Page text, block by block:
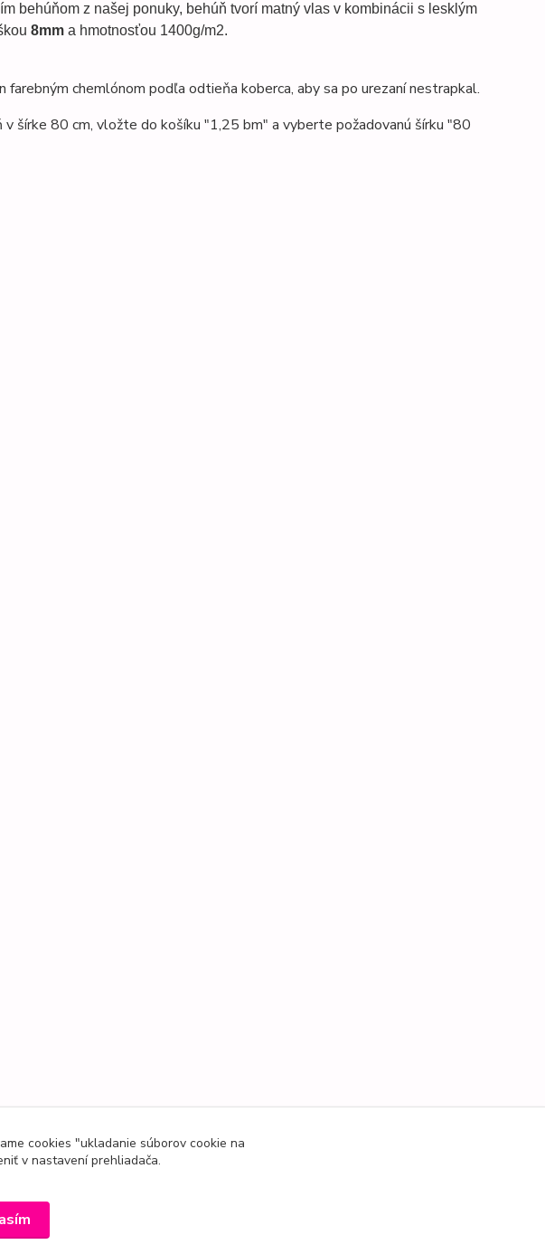
behúňom z našej ponuky, behúň tvorí matný vlas v kombinácii s lesklým
8mma hmotnosťou 1400g/m2.
chemlónom podľa odtieňa koberca, aby sa po urezaní nestrapkal.
šírke 80 cm, vložte do košíku "1,25 bm" a vyberte požadovanú šírku "80
cookies "ukladanie súborov cookie na
v nastavení prehliadača.